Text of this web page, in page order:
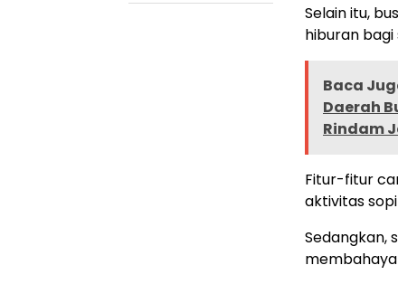
Selain itu,
hiburan bagi
Baca
Daerah
Rindam
Fitur-fitur
aktivitas
Sedangkan,